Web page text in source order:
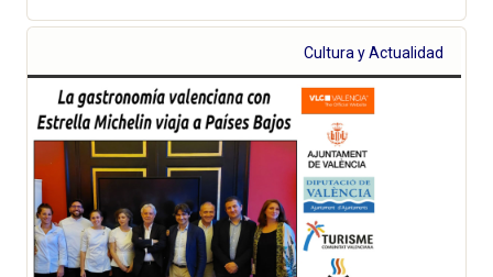
Cultura y Actualidad